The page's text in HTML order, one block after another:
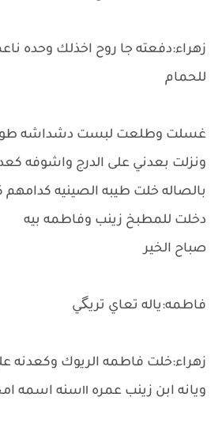
زهراء:دفعته جا روح اخذلك وحده
للحمام
غسلت وطلعت لبست دشداشه
ونزلت بعدني على الدرج واشوفه
بالصاله خلت طيبه الصينيه
دخلت للمطبخ زينب وفاطمه بيه
صباح الخير
فاطمه:ياله تعاي تريگي
زهراء:خلت فاطمه الريوك وكعدنه
ويانه ابن زينب عمره ١١سنه اسمه امجد